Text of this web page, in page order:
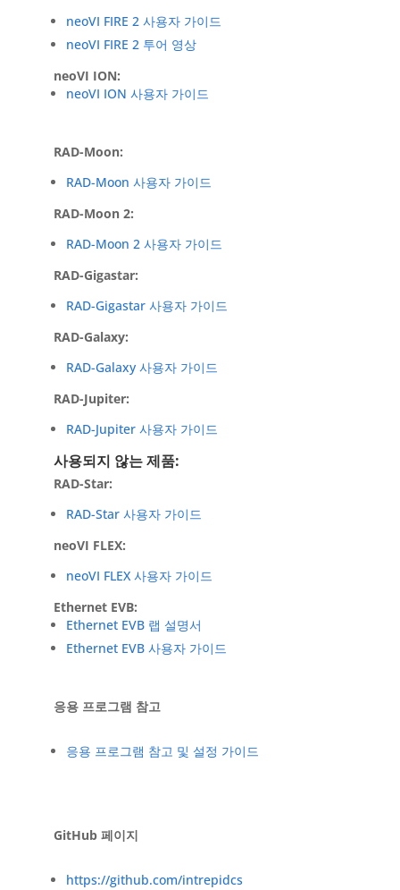
neoVI FIRE 2 사용자 가이드
neoVI FIRE 2 투어 영상
neoVI ION:
neoVI ION 사용자 가이드
RAD-Moon:
RAD-Moon 사용자 가이드
RAD-Moon 2:
RAD-Moon 2 사용자 가이드
RAD-Gigastar:
RAD-Gigastar 사용자 가이드
RAD-Galaxy:
RAD-Galaxy 사용자 가이드
RAD-Jupiter:
RAD-Jupiter 사용자 가이드
사용되지 않는 제품:
RAD-Star:
RAD-Star 사용자 가이드
neoVI FLEX:
neoVI FLEX 사용자 가이드
Ethernet EVB:
Ethernet EVB 랩 설명서
Ethernet EVB 사용자 가이드
응용 프로그램 참고
응용 프로그램 참고 및 설정 가이드
GitHub 페이지
https://github.com/intrepidcs